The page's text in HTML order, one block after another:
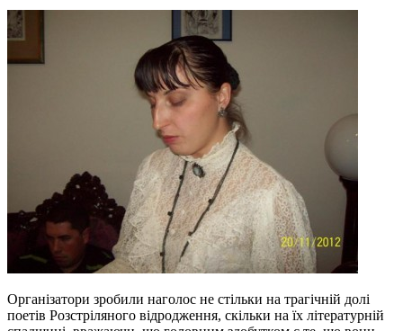
Організатори зробили наголос не стільки на трагічній долі
поетів Розстріляного відродження, скільки на їх літературній